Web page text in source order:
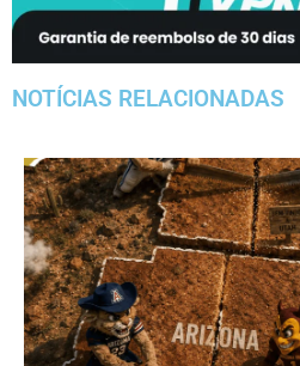
NOTÍCIAS RELACIONADAS